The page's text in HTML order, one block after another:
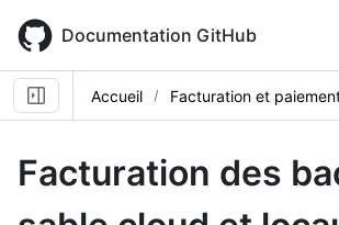
main
content
Documentation GitHub
Accueil Facturation et
Facturation des